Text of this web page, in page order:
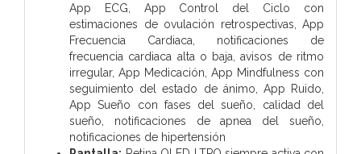
App ECG, App Control del Ciclo con
estimaciones de ovulación retrospectivas, App
Frecuencia Cardiaca, notificaciones de
frecuencia cardiaca alta o baja, avisos de ritmo
irregular, App Medicación, App Mindfulness con
seguimiento del estado de ánimo, App Ruido,
App Sueño con fases del sueño, calidad del
sueño, notificaciones de apnea del sueño,
notificaciones de hipertensión